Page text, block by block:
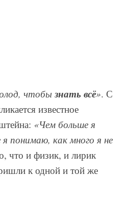
чтобызнать всё». С
известное
«Чем больше я
понимаю, как много я не
что и физик, и лирик
к одной и той же